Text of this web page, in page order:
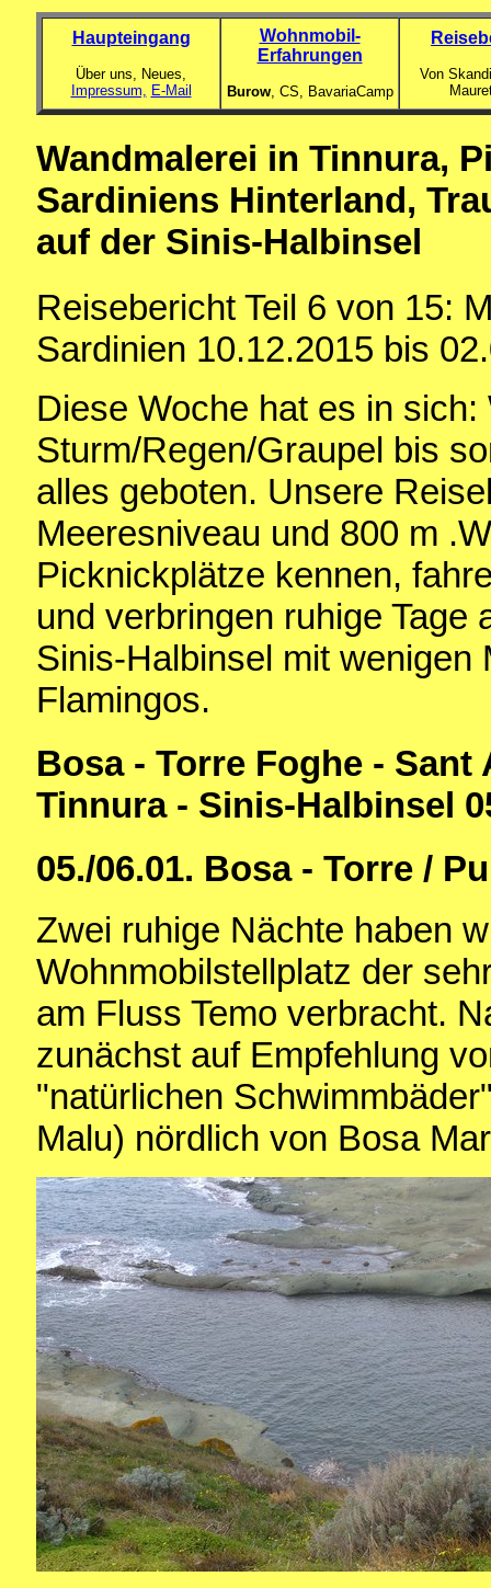
Haupteingang
Über uns, Neues,
Impressum, E-Mail
Wohnmobil-
Erfahrungen
Burow, CS, BavariaCamp
Von
Wandmalerei in Tinnura,
Sardiniens Hinterland,
auf der Sinis-Halbinsel
Reisebericht Teil 6 von 15:
Sardinien 10.12.2015 bis
Diese Woche hat es in
Sturm/Regen/Graupel bis
alles geboten. Unsere
Meeresniveau und 800 m
Picknickplätze kennen,
und verbringen ruhige Tage
Sinis-Halbinsel mit wenigen
Flamingos.
Bosa - Torre Foghe -
Tinnura - Sinis-Halbinsel
05./06.01. Bosa - Torre /
Zwei ruhige Nächte haben
Wohnmobilstellplatz der
am Fluss Temo verbracht.
zunächst auf Empfehlung
"natürlichen
Malu) nördlich von Bosa